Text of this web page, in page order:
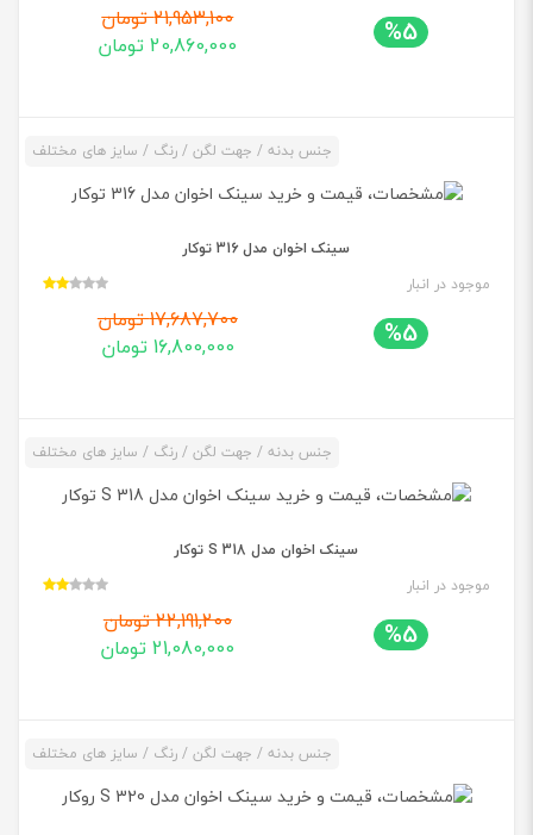
%5
21,953,100 تومان
20,860,000 تومان
جنس بدنه / جهت لگن / رنگ / سایز های مختلف
سینک اخوان مدل 316 توکار
موجود در انبار
%5
17,687,700 تومان
16,800,000 تومان
جنس بدنه / جهت لگن / رنگ / سایز های مختلف
سینک اخوان مدل 318 S توکار
موجود در انبار
%5
22,191,200 تومان
21,080,000 تومان
جنس بدنه / جهت لگن / رنگ / سایز های مختلف